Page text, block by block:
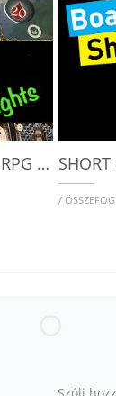
DOES AVENTURIA REALLY SATISFY MY RPG NEEDS? HONEST THOUGHTS & REVIEW
/